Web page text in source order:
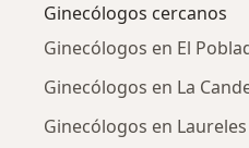
Ginecólogos cercanos
Ginecólogos en El
Ginecólogos en La
Ginecólogos en